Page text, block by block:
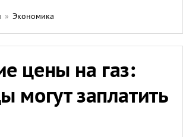
» Экономика
цены на газ:
могут заплатить